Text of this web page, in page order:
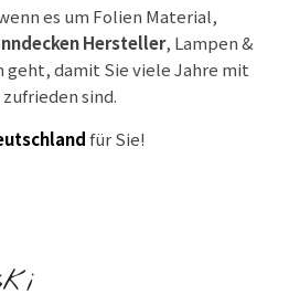
es um Folien Material,
Hersteller, Lampen &
geht, damit Sie viele Jahre mit
zufrieden sind.
für Sie!